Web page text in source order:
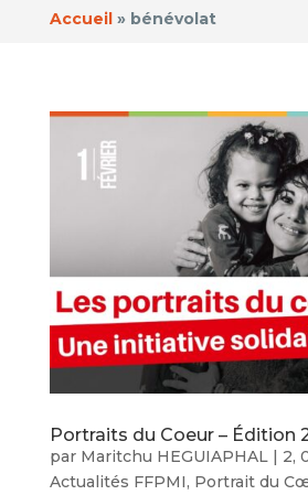
Accueil» bénévolat
Portraits du Coeur – Édition
par Maritchu HEGUIAPHAL| 2,
Actualités FFPMI, Portrait du